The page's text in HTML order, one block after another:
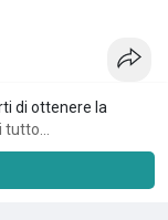
di ottenere la
tutto...